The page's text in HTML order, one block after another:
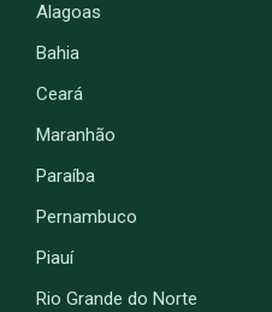
Alagoas
Bahia
Ceará
Maranhão
Paraíba
Pernambuco
Piauí
Rio Grande do Norte